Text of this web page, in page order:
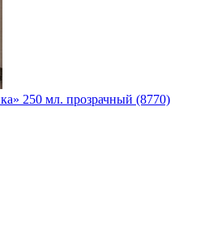
250 мл. прозрачный (8770)